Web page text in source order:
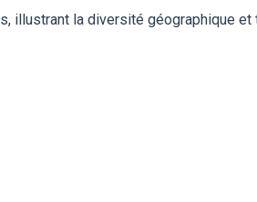
la diversité géographique et